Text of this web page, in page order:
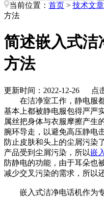
当前位置： 首页 > 技术文章
方法
简述嵌入式洁
方法
更新时间：2022-12-26 点
在洁净室工作，静电服都
基本上都被静电服包得严严
属丝把身体与衣服摩擦产生
腕环导走，以避免高压静电
防止皮肤和头上的尘屑污染
产品受到尘屑污染，所以嵌
防静电的功能，由于耳朵也
减少交叉污染的需求，所以
嵌入式洁净电话机作为专